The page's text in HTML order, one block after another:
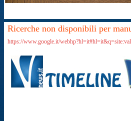
Ricerche non disponibili per
https://www.google.it/